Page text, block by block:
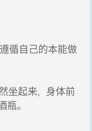
循自己的本能做
坐起来, 身体前
。